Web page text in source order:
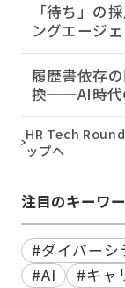
「待ち」の
ングエージ
履歴書依存
換──AI時代
HR Tech
ップへ
注目のキーワ
#ダイバーシ
#AI
#キャ